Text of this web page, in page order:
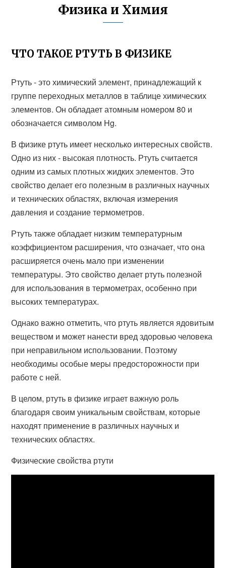
Физика и Химия
ЧТО ТАКОЕ РТУТЬ В ФИЗИКЕ
Ртуть - это химический элемент, принадлежащий к
группе переходных металлов в таблице химических
элементов. Он обладает атомным номером 80 и
обозначается символом Hg.
В физике ртуть имеет несколько интересных свойств.
Одно из них - высокая плотность. Ртуть считается
одним из самых плотных жидких элементов. Это
свойство делает его полезным в различных научных
и технических областях, включая измерения
давления и создание термометров.
Ртуть также обладает низким температурным
коэффициентом расширения, что означает, что она
расширяется очень мало при изменении
температуры. Это свойство делает ртуть полезной
для использования в термометрах, особенно при
высоких температурах.
Однако важно отметить, что ртуть является ядовитым
веществом и может нанести вред здоровью человека
при неправильном использовании. Поэтому
необходимы особые меры предосторожности при
работе с ней.
В целом, ртуть в физике играет важную роль
благодаря своим уникальным свойствам, которые
находят применение в различных научных и
технических областях.
Физические свойства ртути